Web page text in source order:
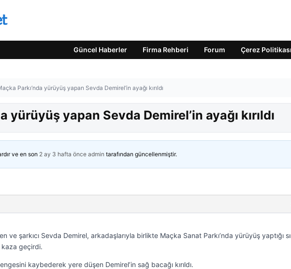
Güncel Haberler Firma Rehberi Forum Çerez Politikası
Parkı’nda yürüyüş yapan Sevda Demirel’in ayağı kırıldı
yürüyüş yapan Sevda Demirel’in ayağı kırıldı
ve en son 2 ay 3 hafta önce admin tarafından güncellenmiştir.
ve şarkıcı Sevda Demirel, arkadaşlarıyla birlikte Maçka Sanat Parkı’nda yürüyüş yaptığı
geçirdi.
kaybederek yere düşen Demirel’in sağ bacağı kırıldı.